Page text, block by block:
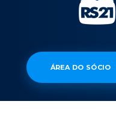
ÁREA DO SÓCIO